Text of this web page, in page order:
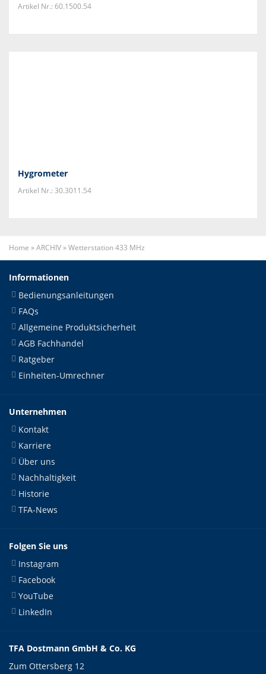
Artikel Nr.: 60.1500.54
Hygrometer
Artikel Nr.: 30.3011.54
Home »ARCHIV»Wetterstation 433 MHz
Informationen
Bedienungsanleitungen
FAQs
Allgemeine Produktsicherheit
AGB Fachhandel
Ratgeber
Einheiten-Umrechner
Unternehmen
Kontakt
Karriere
Über uns
Nachhaltigkeit
Historie
TFA-News
Folgen Sie uns
Instagram
Facebook
YouTube
LinkedIn
TFA Dostmann GmbH & Co. KG
Zum Ottersberg 12